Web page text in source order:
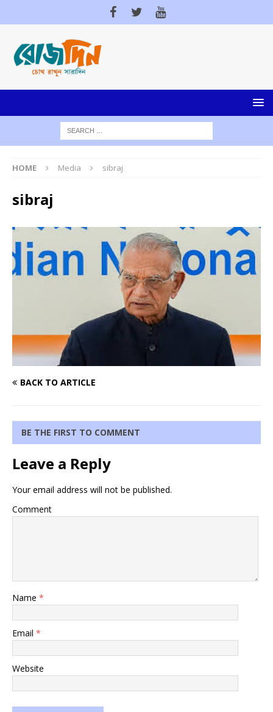
HOME Media sibraj
sibraj
BACK TO ARTICLE
BE THE FIRST TO COMMENT
Leave a Reply
Your email address will not be published.
Comment
Name *
Email *
Website